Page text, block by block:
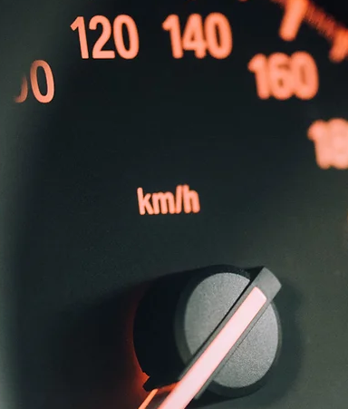
(50cm³) 🛵
(jusqu'à 47,5 Ch)
A (Sans limitation) 🏍️